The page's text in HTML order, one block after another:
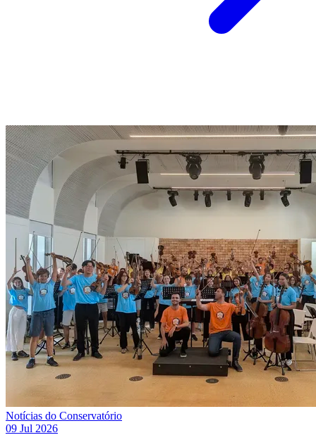
Notícias do Conservatório
09 Jul 2026